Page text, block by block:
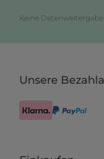
Keine
Unsere